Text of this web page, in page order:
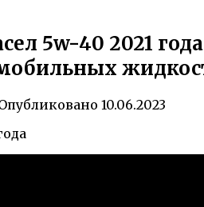
5w-40 2021
10.06.2023